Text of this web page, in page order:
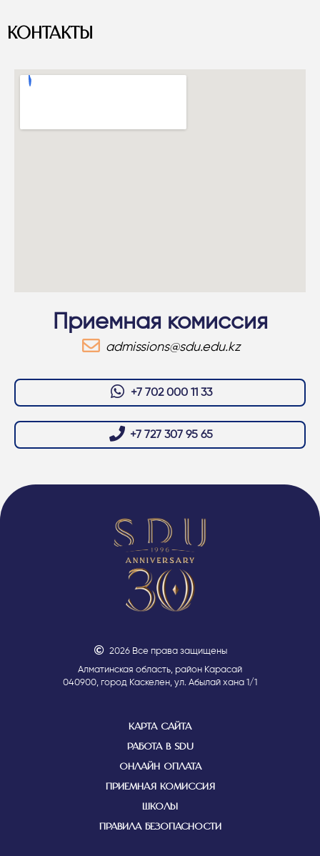
КОНТАКТЫ
Приемная комиссия
admissions@sdu.edu.kz
+7 702 000 11 33
+7 727 307 95 65
2026 Все права защищены
Алматинская область, район Карасай
040900, город Каскелен, ул. Абылай хана 1/1
КАРТА САЙТА
РАБОТА В SDU
ОНЛАЙН ОПЛАТА
ПРИЕМНАЯ КОМИССИЯ
ШКОЛЫ
ПРАВИЛА БЕЗОПАСНОСТИ